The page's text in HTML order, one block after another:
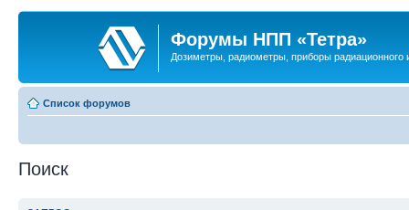
Форумы НПП «Тетра»
Дозиметры, радиометры, приборы радиационного
Список форумов
Поиск